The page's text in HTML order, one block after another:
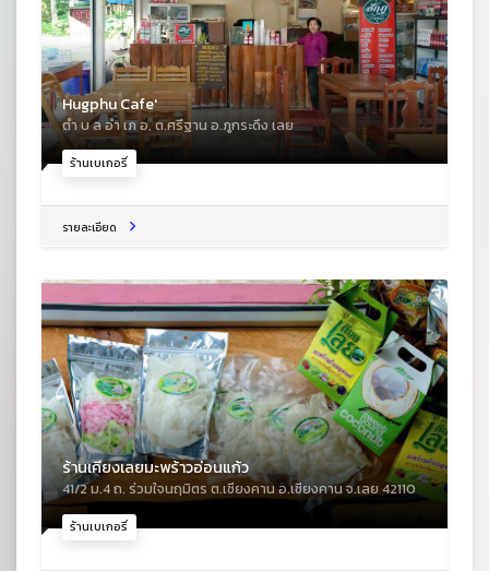
ร้านเบเกอรี่
Hugphu Cafe'
ตํา บ ล อํา เภ อ, ต.ศรีฐาน อ.ภูกระดึง เลย
รายละเอียด
ร้านเบเกอรี่
ร้านเคียงเลยมะพร้าวอ่อนแก้ว
41/2 ม.4 ถ. ร่วมใจนฤมิตร ต.เชียงคาน อ.เชียงคาน จ.เลย 42110